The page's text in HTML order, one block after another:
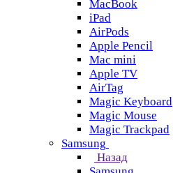
MacBook
iPad
AirPods
Apple Pencil
Mac mini
Apple TV
AirTag
Magic Keyboard
Magic Mouse
Magic Trackpad
Samsung
Назад